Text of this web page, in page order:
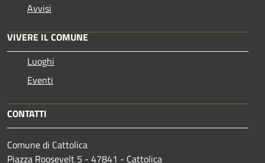
Avvisi
VIVERE IL COMUNE
Luoghi
Eventi
CONTATTI
Comune di Cattolica
Piazza Roosevelt 5 - 47841 - Cattolica